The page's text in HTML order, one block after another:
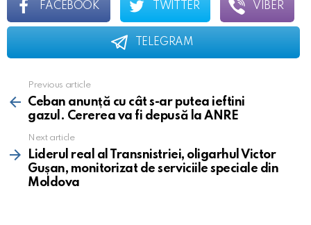
FACEBOOK TWITTER VIBER
TELEGRAM
more
Previous article
Ceban anunță cu cât s-ar putea ieftini
gazul. Cererea va fi depusă la ANRE
Next article
Liderul real al Transnistriei, oligarhul Victor
Gușan, monitorizat de serviciile speciale din
Moldova